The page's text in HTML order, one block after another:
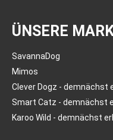
ÜNSERE
SavannaDog
Mimos
Clever Dogz - demnächst
Smart Catz - demnächst
Karoo Wild - demnächst